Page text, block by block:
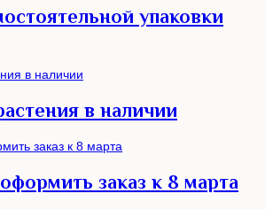
упаковки
в наличии
заказ к 8 марта